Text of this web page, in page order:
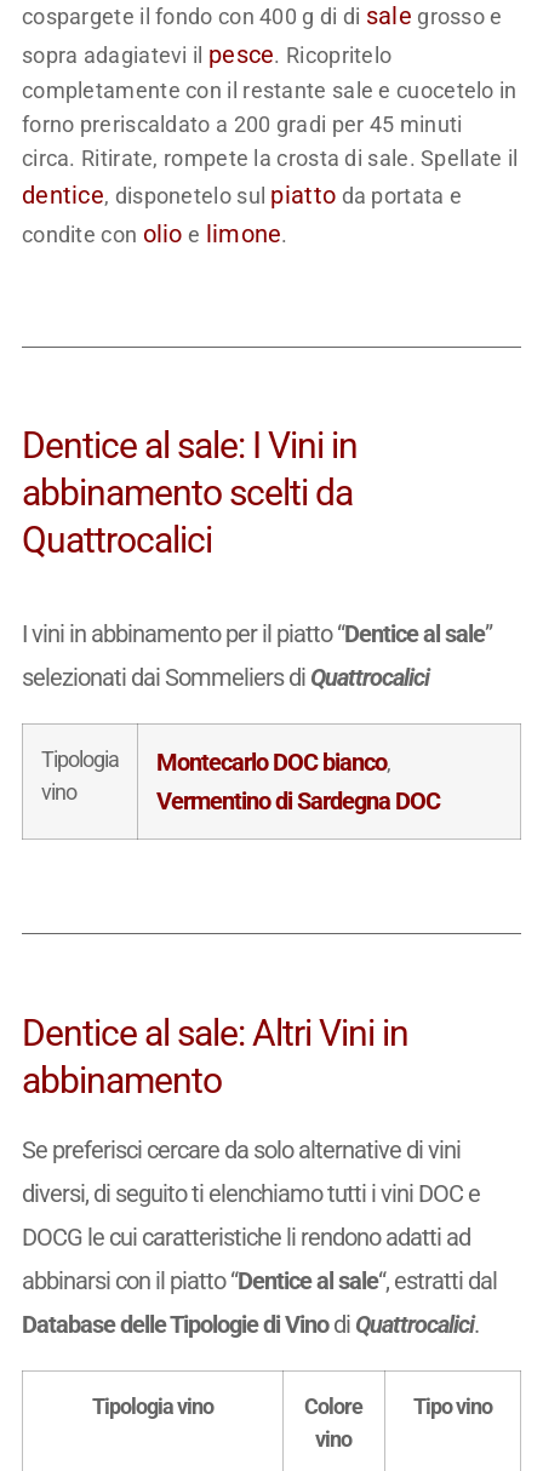
cospargete il fondo con 400 g di di sale grosso e
sopra adagiatevi il pesce. Ricopritelo
completamente con il restante sale e cuocetelo in
forno preriscaldato a 200 gradi per 45 minuti
circa. Ritirate, rompete la crosta di sale. Spellate il
dentice, disponetelo sul piatto da portata e
condite con olio e limone.
Dentice al sale: I Vini in
abbinamento scelti da
Quattrocalici
I vini in abbinamento per il piatto “Dentice al sale”
selezionati dai Sommeliers di Quattrocalici
Tipologia
vino
Montecarlo DOC bianco,
Vermentino di Sardegna DOC
Dentice al sale: Altri Vini in
abbinamento
Se preferisci cercare da solo alternative di vini
diversi, di seguito ti elenchiamo tutti i vini DOC e
DOCG le cui caratteristiche li rendono adatti ad
abbinarsi con il piatto “Dentice al sale“, estratti dal
Database delle Tipologie di Vinodi Quattrocalici.
Tipologia vino
Colore
vino
Tipo vino